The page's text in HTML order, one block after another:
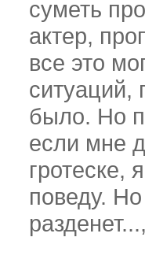
суметь
актер,
все это
ситуаций,
было. Но
если мне
гротеске,
поведу. Но